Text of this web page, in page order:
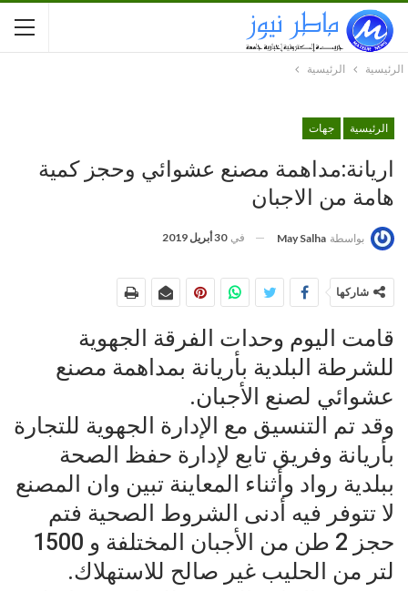
الرئيسية الرئيسية
الرئيسية جهات
اريانة:مداهمة مصنع عشوائي وحجز كمية
هامة من الاجبان
بواسطة May Salha في 30 أبريل 2019
شاركها
قامت اليوم وحدات الفرقة الجهوية
للشرطة البلدية بأريانة بمداهمة مصنع
عشوائي لصنع الأجبان.
وقد تم التنسيق مع الإدارة الجهوية للتجارة
بأريانة وفريق تابع لإدارة حفظ الصحة
ببلدية رواد وأثناء المعاينة تبين وان المصنع
لا تتوفر فيه أدنى الشروط الصحية فتم
حجز 2 طن من الأجبان المختلفة و 1500
لتر من الحليب غير صالح للاستهلاك.